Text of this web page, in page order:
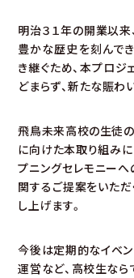
明治３１年の開業以
豊かな歴史を刻んで
き継ぐため、本プロ
どまらず、新たな賑わ
飛鳥未来高校の生徒
に向けた本取り組み
プニングセレモニー
関するご提案をいた
し上げます。
今後は定期的なイベ
運営など、高校生な